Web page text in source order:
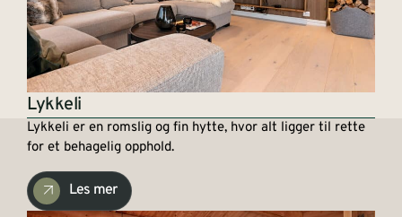
Lykkeli
Lykkeli er en romslig og fin hytte, hvor alt ligger til rette
for et behagelig opphold.
Les mer